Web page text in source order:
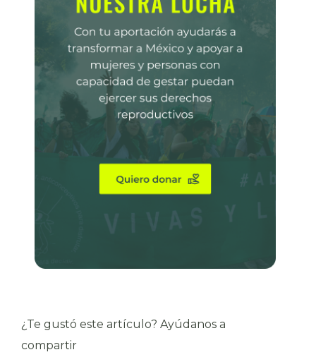
¿Te gustó este artículo? Ayúdanos a
compartir